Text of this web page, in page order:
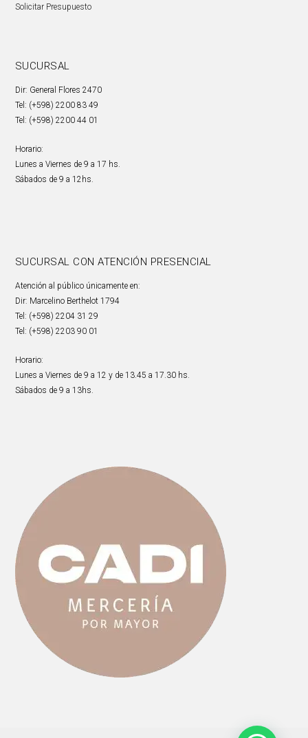
Solicitar Presupuesto
SUCURSAL
Dir: General Flores 2470
Tel: (+598) 2200 83 49
Tel: (+598) 2200 44 01
Horario:
Lunes a Viernes de 9 a 17 hs.
Sábados de 9 a 12hs.
SUCURSAL CON ATENCIÓN PRESENCIAL
Atención al público únicamente en:
Dir: Marcelino Berthelot 1794
Tel: (+598) 2204 31 29
Tel: (+598) 2203 90 01
Horario:
Lunes a Viernes de 9 a 12 y de 13.45 a 17.30 hs.
Sábados de 9 a 13hs.